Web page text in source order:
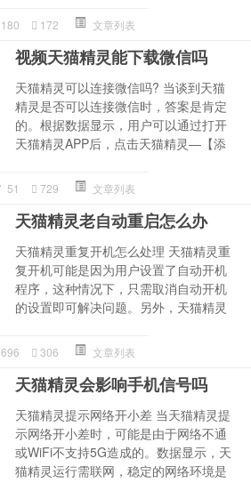
180 172 文章列表
视频天猫精灵能下载微信吗
天猫精灵可以连接微信吗? 当谈到天猫
精灵是否可以连接微信时，答案是肯定
的。根据数据显示，用户可以通过打开
天猫精灵APP后，点击天猫精灵—【添
51 729 文章列表
天猫精灵老自动重启怎么办
天猫精灵重复开机怎么处理 天猫精灵重
复开机可能是因为用户设置了自动开机
程序，这种情况下，只需取消自动开机
的设置即可解决问题。另外，天猫精灵
696 306 文章列表
天猫精灵会影响手机信号吗
天猫精灵提示网络开小差 当天猫精灵提
示网络开小差时，可能是由于网络不通
或WiFi不支持5G造成的。数据显示，天
猫精灵运行需联网，稳定的网络环境是